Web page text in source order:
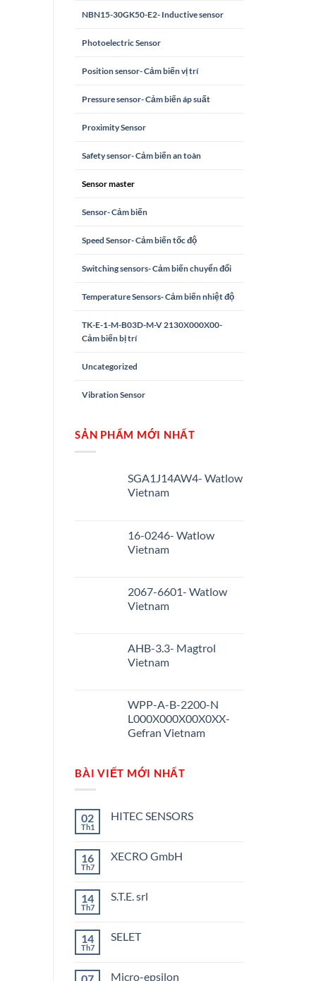
NBN15-30GK50-E2- Inductive sensor
Photoelectric Sensor
Position sensor- Cảm biến vị trí
Pressure sensor- Cảm biến áp suất
Proximity Sensor
Safety sensor- Cảm biến an toàn
Sensor master
Sensor- Cảm biến
Speed Sensor- Cảm biến tốc độ
Switching sensors- Cảm biến chuyển đổi
Temperature Sensors- Cảm biến nhiệt độ
TK-E-1-M-B03D-M-V 2130X000X00-
Cảm biến bị trí
Uncategorized
Vibration Sensor
SẢN PHẨM MỚI NHẤT
SGA1J14AW4- Watlow
Vietnam
16-0246- Watlow
Vietnam
2067-6601- Watlow
Vietnam
AHB-3.3- Magtrol
Vietnam
WPP-A-B-2200-N
L000X000X00X0XX-
Gefran Vietnam
BÀI VIẾT MỚI NHẤT
02
Th1
HITEC SENSORS
luận
16
Th7
XECRO GmbH
luận
14
Th7
S.T.E. srl
luận
14
Th7
SELET
luận
Micro-epsilon